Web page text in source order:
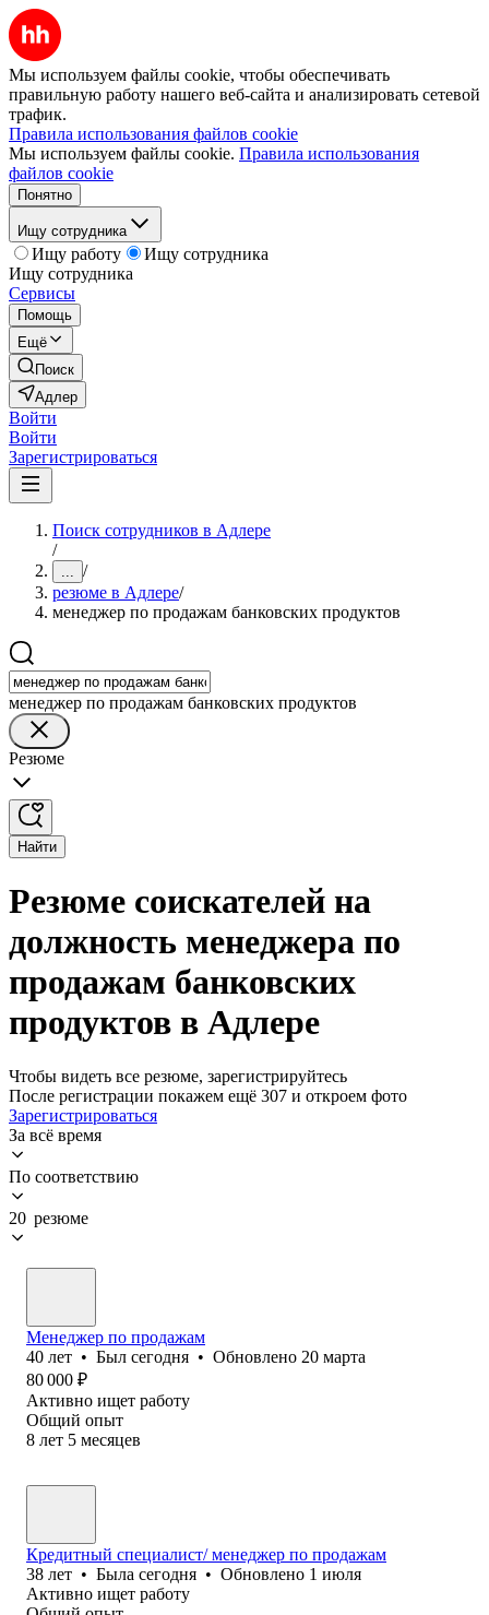
Мы используем файлы cookie, чтобы обеспечивать
правильную работу нашего веб-сайта и анализировать сетевой
трафик.
Правила использования файлов cookie
Мы используем файлы cookie. Правила использования
файлов cookie
Понятно
Ищу сотрудника
Ищу работу
Ищу сотрудника
Ищу сотрудника
Сервисы
Помощь
Ещё
Поиск
Адлер
Войти
Войти
Зарегистрироваться
Поиск сотрудников в Адлере
/
... /
резюме в Адлере/
менеджер по продажам банковских продуктов
менеджер по продажам банковских продуктов
Резюме
Найти
Резюме соискателей на
должность менеджера по
продажам банковских
продуктов в Адлере
Чтобы видеть все резюме, зарегистрируйтесь
После регистрации покажем ещё 307 и откроем фото
Зарегистрироваться
За всё время
По соответствию
20 резюме
Менеджер по продажам
40 лет • Был сегодня • Обновлено 20 марта
80 000 ₽
Активно ищет работу
Общий опыт
8 лет 5 месяцев
Кредитный специалист/ менеджер по продажам
38 лет • Была сегодня • Обновлено 1 июля
Активно ищет работу